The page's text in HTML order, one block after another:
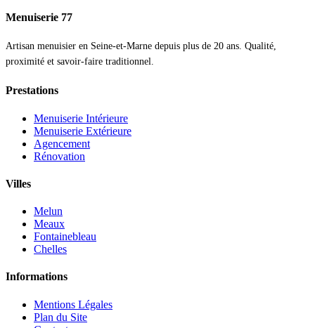
Menuiserie 77
Artisan menuisier en Seine-et-Marne depuis plus de 20 ans. Qualité,
proximité et savoir-faire traditionnel.
Prestations
Menuiserie Intérieure
Menuiserie Extérieure
Agencement
Rénovation
Villes
Melun
Meaux
Fontainebleau
Chelles
Informations
Mentions Légales
Plan du Site